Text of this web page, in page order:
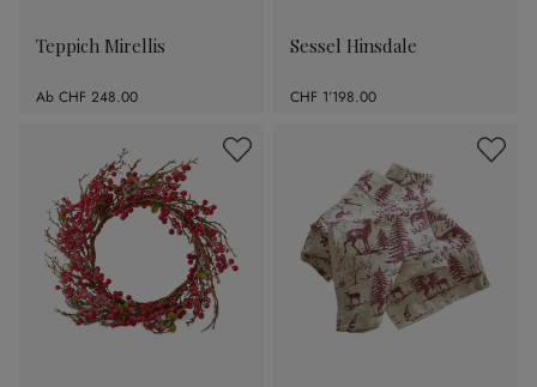
Teppich Mirellis
Ab CHF 248.00
Sessel Hinsdale
CHF 1’198.00